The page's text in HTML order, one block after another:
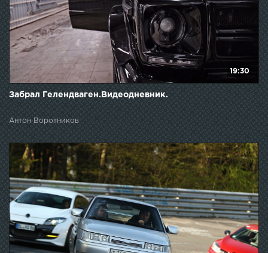
19:30
Забрал Гелендваген.Видеодневник.
Антон Воротников